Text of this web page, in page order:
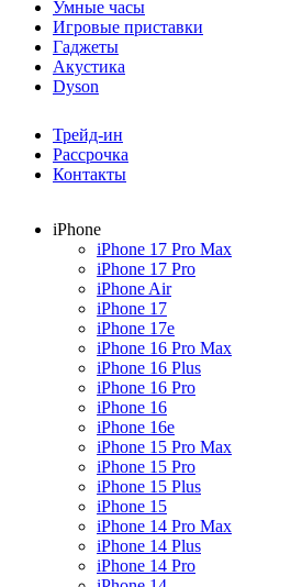
Умные часы
Игровые приставки
Гаджеты
Акустика
Dyson
Трейд-ин
Рассрочка
Контакты
iPhone
iPhone 17 Pro Max
iPhone 17 Pro
iPhone Air
iPhone 17
iPhone 17e
iPhone 16 Pro Max
iPhone 16 Plus
iPhone 16 Pro
iPhone 16
iPhone 16e
iPhone 15 Pro Max
iPhone 15 Pro
iPhone 15 Plus
iPhone 15
iPhone 14 Pro Max
iPhone 14 Plus
iPhone 14 Pro